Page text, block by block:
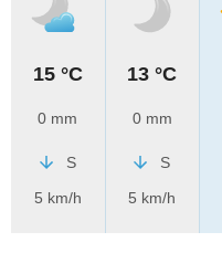
15 °C
0 mm
S
5 km/h
13 °C
0 mm
S
5 km/h